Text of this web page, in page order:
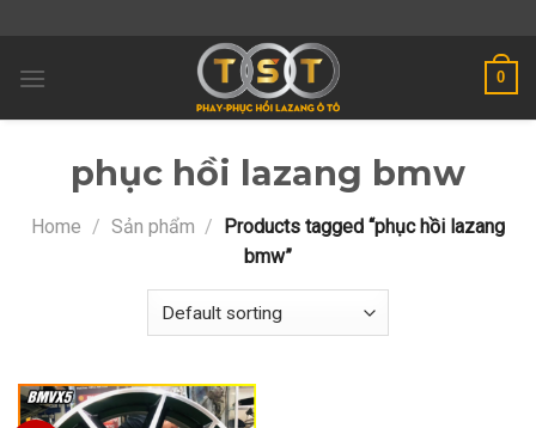
content
0
phục hồi lazang bmw
Home / Sản phẩm /
Products tagged “phục hồi lazang
bmw”